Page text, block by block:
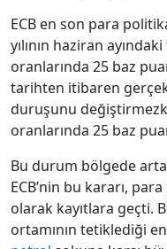
ECB en son para
yılının haziran
oranlarında 25 baz
tarihten itibaren
duruşunu
oranlarında 25 baz
Bu durum bölgede
ECB’nin bu kararı,
olarak kayıtlara geçti.
ortamının tetiklediği